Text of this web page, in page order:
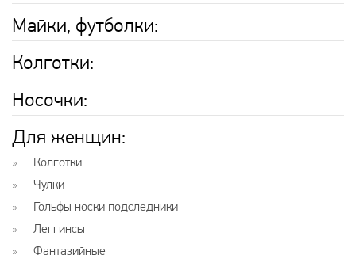
Майки, футболки:
Колготки:
Носочки:
Для женщин:
Колготки
Чулки
Гольфы носки подследники
Леггинсы
Фантазийные